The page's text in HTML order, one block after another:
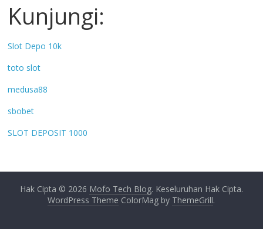
Kunjungi:
Slot Depo 10k
toto slot
medusa88
sbobet
SLOT DEPOSIT 1000
Hak Cipta © 2026 Mofo Tech Blog. Keseluruhan Hak Cipta.
WordPress Theme ColorMag by ThemeGrill.